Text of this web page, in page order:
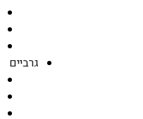
גרביים